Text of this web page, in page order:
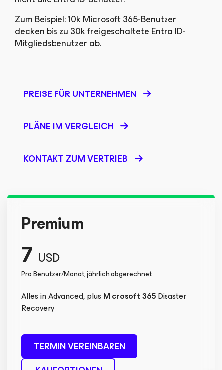
Zum Beispiel: 10k Microsoft 365-Benutzer
decken bis zu 30k freigeschaltete Entra ID-
Mitgliedsbenutzer ab.
PREISE FÜR UNTERNEHMEN
PLÄNE IM VERGLEICH
KONTAKT ZUM VERTRIEB
Premium
7 USD
Pro Benutzer/Monat, jährlich abgerechnet
Alles in Advanced, plus Microsoft 365Disaster
Recovery
TERMIN VEREINBAREN